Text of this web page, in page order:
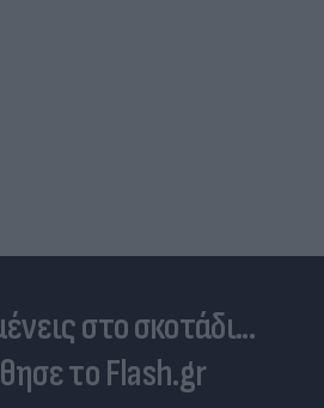
στο σκοτάδι...
το Flash.gr